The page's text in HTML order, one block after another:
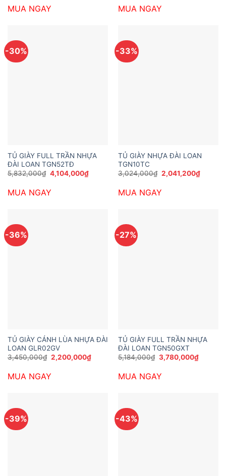
2,450,000₫.
MUA NGAY
2,450,000₫.
MUA NGAY
-30%
TỦ GIÀY FULL TRẦN NHỰA
ĐÀI LOAN TGN52TĐ
5,832,000₫ Giá
gốc
5,832,000₫.
4,104,000₫Giá
hiện
MUA NGAY
-33%
TỦ GIÀY NHỰA ĐÀI LOAN
TGN10TC
3,024,000₫ Giá
gốc
3,024,000₫.
2,041,200₫Giá
hiện
MUA NGAY
-36%
TỦ GIÀY CÁNH LÙA NHỰA ĐÀI
LOAN GLR02GV
3,450,000₫ Giá
gốc
3,450,000₫.
2,200,000₫Giá
hiện
MUA NGAY
-27%
TỦ GIÀY FULL TRẦN NHỰA
ĐÀI LOAN TGN50GXT
5,184,000₫ Giá
gốc
5,184,000₫.
3,780,000₫Giá
hiện
MUA NGAY
-39% -43%